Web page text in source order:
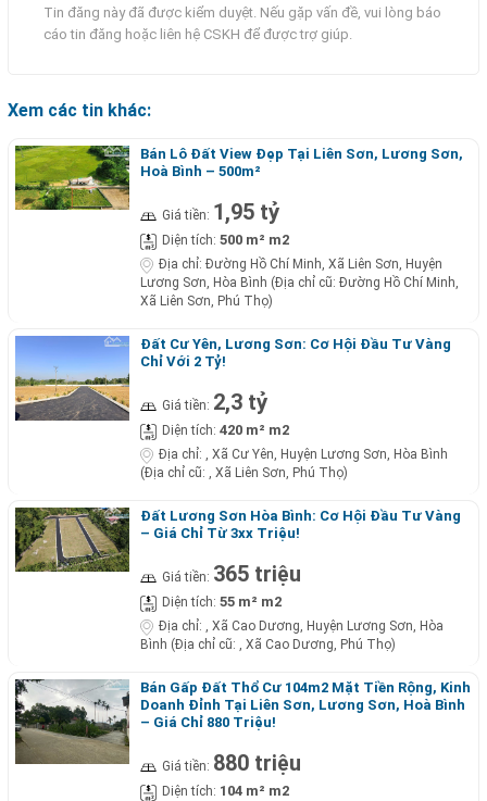
Tin đăng này đã được kiểm duyệt. Nếu gặp vấn đề, vui lòng báo
cáo tin đăng hoặc liên hệ CSKH để được trợ giúp.
Xem các tin khác:
Bán Lô Đất View Đẹp Tại Liên Sơn, Lương Sơn,
Hoà Bình – 500m²
Giá tiền: 1,95 tỷ
Diện tích: 500 m² m2
Địa chỉ: Đường Hồ Chí Minh, Xã Liên Sơn, Huyện
Lương Sơn, Hòa Bình (Địa chỉ cũ: Đường Hồ Chí Minh,
Xã Liên Sơn, Phú Thọ)
Đất Cư Yên, Lương Sơn: Cơ Hội Đầu Tư Vàng
Chỉ Với 2 Tỷ!
Giá tiền: 2,3 tỷ
Diện tích: 420 m² m2
Địa chỉ: , Xã Cư Yên, Huyện Lương Sơn, Hòa Bình
(Địa chỉ cũ: , Xã Liên Sơn, Phú Thọ)
Đất Lương Sơn Hòa Bình: Cơ Hội Đầu Tư Vàng
– Giá Chỉ Từ 3xx Triệu!
Giá tiền: 365 triệu
Diện tích: 55 m² m2
Địa chỉ: , Xã Cao Dương, Huyện Lương Sơn, Hòa
Bình (Địa chỉ cũ: , Xã Cao Dương, Phú Thọ)
Bán Gấp Đất Thổ Cư 104m2 Mặt Tiền Rộng, Kinh
Doanh Đỉnh Tại Liên Sơn, Lương Sơn, Hoà Bình
– Giá Chỉ 880 Triệu!
Giá tiền: 880 triệu
Diện tích: 104 m² m2